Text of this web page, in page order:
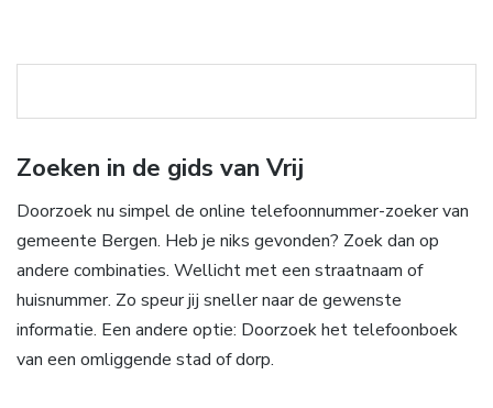
Zoeken in de gids van Vrij
Doorzoek nu simpel de online telefoonnummer-zoeker van
gemeente Bergen. Heb je niks gevonden? Zoek dan op
andere combinaties. Wellicht met een straatnaam of
huisnummer. Zo speur jij sneller naar de gewenste
informatie. Een andere optie: Doorzoek het telefoonboek
van een omliggende stad of dorp.